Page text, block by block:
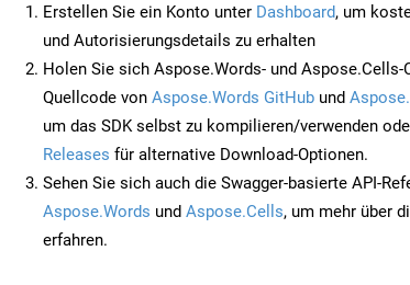
Erstellen Sie ein Konto unter Dashboard, um
und Autorisierungsdetails zu erhalten
Holen Sie sich Aspose.Words- und Aspose.Cells-
Quellcode von Aspose.Words GitHub und
um das SDK selbst zu kompilieren/verwenden
Releases für alternative Download-Optionen.
Sehen Sie sich auch die Swagger-basierte API-
Aspose.Words und Aspose.Cells, um mehr über
erfahren.